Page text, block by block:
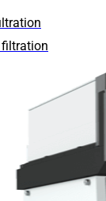
filtration